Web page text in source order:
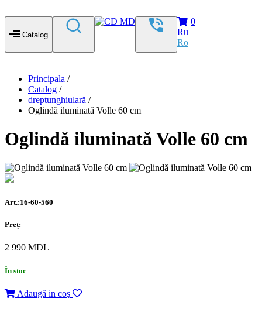
Catalog
0
Ru
Ro
Principala /
Catalog /
dreptunghiulară /
Oglindă iluminată Volle 60 cm
Oglindă iluminată Volle 60 cm
Art.:16-60-560
Preț:
2 990 MDL
În stoc
Adaugă in coş